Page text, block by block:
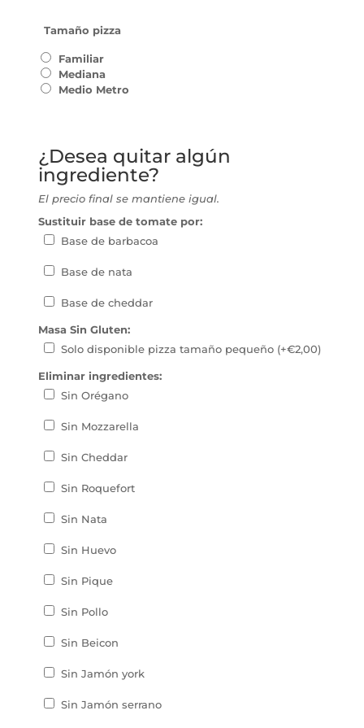
€25,90
Tamaño pizza
Familiar
Mediana
Medio Metro
¿Desea quitar algún
ingrediente?
El precio final se mantiene igual.
Sustituir base de tomate por:
Base de barbacoa
Base de nata
Base de cheddar
Masa Sin Gluten:
Solo disponible pizza tamaño pequeño (+€2,00)
Eliminar ingredientes:
Sin Orégano
Sin Mozzarella
Sin Cheddar
Sin Roquefort
Sin Nata
Sin Huevo
Sin Pique
Sin Pollo
Sin Beicon
Sin Jamón york
Sin Jamón serrano